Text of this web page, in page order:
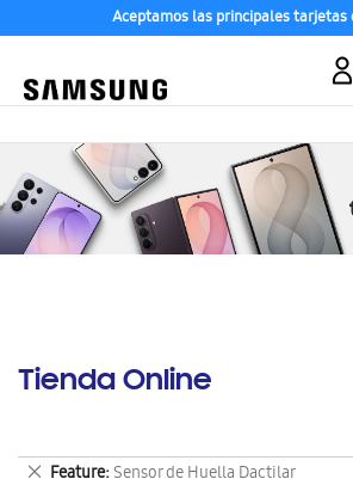
Aceptamos las principales tarjetas
Tienda Online
Feature Sensor de Huella Dactilar
Eliminar